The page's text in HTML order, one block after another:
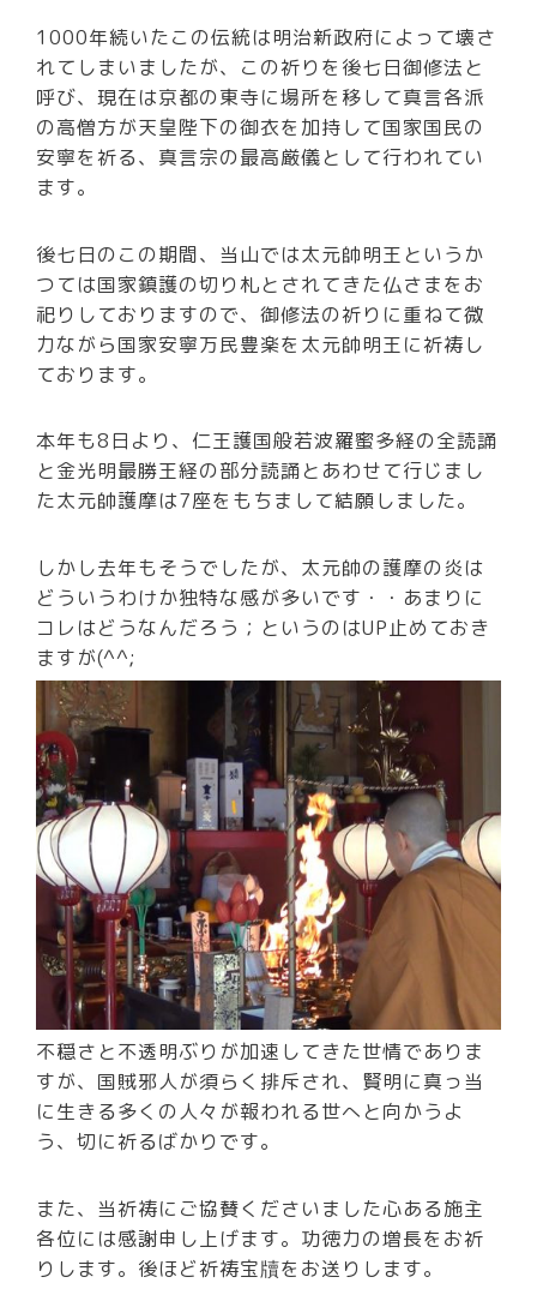
1000年続いたこの伝統は明治新政府によって壊さ
れてしまいましたが、この祈りを後七日御修法と
呼び、現在は京都の東寺に場所を移して真言各派
の高僧方が天皇陛下の御衣を加持して国家国民の
安寧を祈る、真言宗の最高厳儀として行われてい
ます。
後七日のこの期間、当山では太元帥明王というか
つては国家鎮護の切り札とされてきた仏さまをお
祀りしておりますので、御修法の祈りに重ねて微
力ながら国家安寧万民豊楽を太元帥明王に祈祷し
ております。
本年も8日より、仁王護国般若波羅蜜多経の全読誦
と金光明最勝王経の部分読誦とあわせて行じまし
た太元帥護摩は7座をもちまして結願しました。
しかし去年もそうでしたが、太元帥の護摩の炎は
どういうわけか独特な感が多いです・・あまりに
コレはどうなんだろう；というのはUP止めておき
ますが(^^;
不穏さと不透明ぶりが加速してきた世情でありま
すが、国賊邪人が須らく排斥され、賢明に真っ当
に生きる多くの人々が報われる世へと向かうよ
う、切に祈るばかりです。
また、当祈祷にご協賛くださいました心ある施主
各位には感謝申し上げます。功徳力の増長をお祈
りします。後ほど祈祷宝牘をお送りします。